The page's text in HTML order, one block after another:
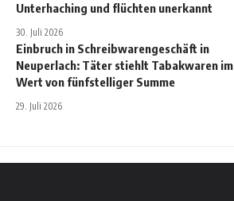
Unterhaching und flüchten unerkannt
30. Juli 2026
Einbruch in Schreibwarengeschäft in
Neuperlach: Täter stiehlt Tabakwaren im
Wert von fünfstelliger Summe
29. Juli 2026